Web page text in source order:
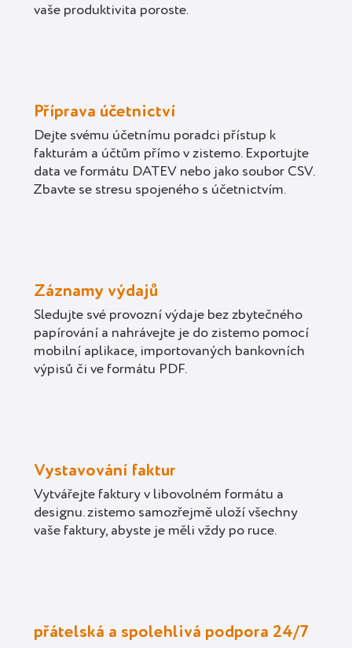
vaše produktivita poroste.
Příprava účetnictví
Dejte svému účetnímu poradci přístup k
fakturám a účtům přímo v zistemo. Exportujte
data ve formátu DATEV nebo jako soubor CSV.
Zbavte se stresu spojeného s účetnictvím.
Záznamy výdajů
Sledujte své provozní výdaje bez zbytečného
papírování a nahrávejte je do zistemo pomocí
mobilní aplikace, importovaných bankovních
výpisů či ve formátu PDF.
Vystavování faktur
Vytvářejte faktury v libovolném formátu a
designu. zistemo samozřejmě uloží všechny
vaše faktury, abyste je měli vždy po ruce.
přátelská a spolehlivá podpora 24/7